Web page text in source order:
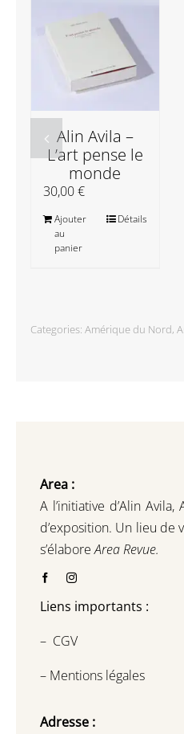
Alin Avila –
L’art pense le
monde
30,00€
Ajouter
au
panier
Détails
Categories: Amérique du Nord,
Area :
A l’initiative d’Alin Avila,
d’exposition. Un lieu de
s’élaboreArea Revue.
Liens importants :
– CGV
– Mentions légales
Adresse :